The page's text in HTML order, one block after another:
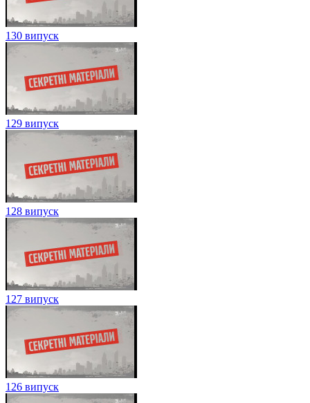
130 випуск
129 випуск
128 випуск
127 випуск
126 випуск